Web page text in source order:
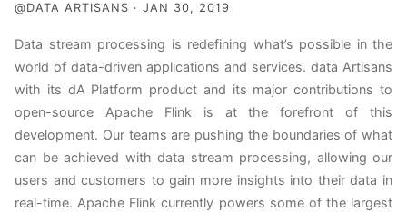
@DATA ARTISANS · JAN 30, 2019
Data stream processing is redefining what’s possible in the
world of data-driven applications and services. data Artisans
with its dA Platform product and its major contributions to
open-source Apache Flink is at the forefront of this
development. Our teams are pushing the boundaries of what
can be achieved with data stream processing, allowing our
users and customers to gain more insights into their data in
real-time. Apache Flink currently powers some of the largest